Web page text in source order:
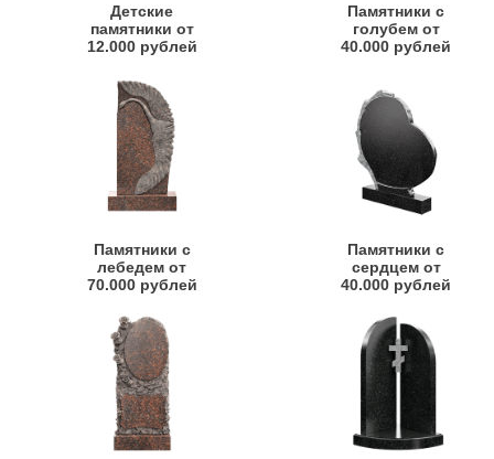
Детские
памятники от
12.000 рублей
Памятники с
голубем от
40.000 рублей
Памятники с
лебедем от
70.000 рублей
Памятники с
сердцем от
40.000 рублей